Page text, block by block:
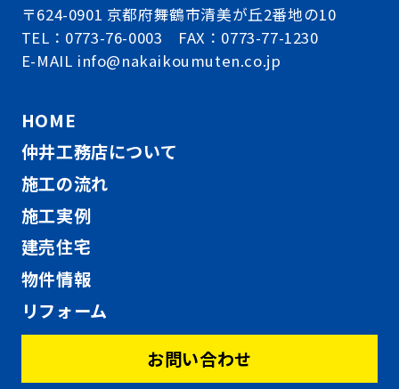
〒624-0901 京都府舞鶴市清美が丘2番地の10
TEL：0773-76-0003 FAX：0773-77-1230
E-MAIL info@nakaikoumuten.co.jp
HOME
仲井工務店について
施工の流れ
施工実例
建売住宅
物件情報
リフォーム
お問い合わせ